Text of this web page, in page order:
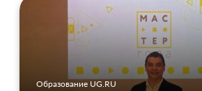
Образование UG.RU